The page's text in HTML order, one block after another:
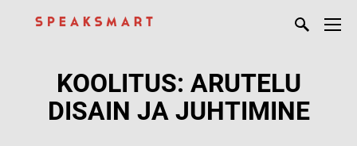
KOOLITUS: ARUTELU
DISAIN JA JUHTIMINE